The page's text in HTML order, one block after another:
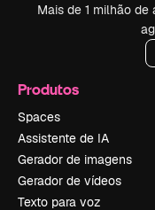
Mais de 1 milhão de
Produtos
Spaces
Assistente de IA
Gerador de imagens
Gerador de vídeos
Texto para voz